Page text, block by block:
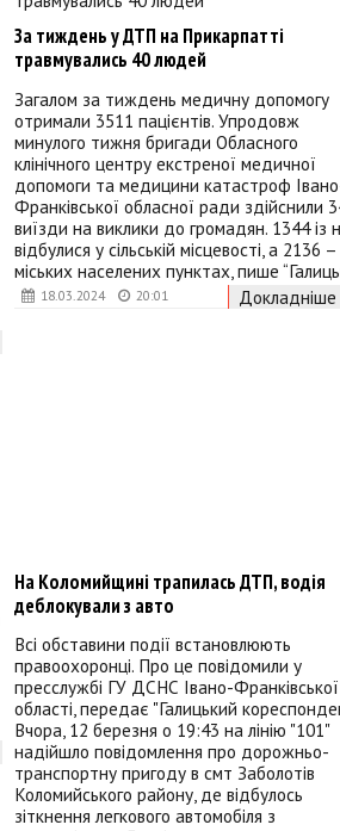
18.03.2024 20:01
За тиждень у ДТП на Прикарпатті
травмувались 40 людей
Загалом за тиждень медичну допомогу
отримали 3511 пацієнтів. Упродовж
минулого тижня бригади Обласного
клінічного центру екстреної медичної
допомоги та медицини катастроф
Франківської обласної ради здійснили
виїзди на виклики до громадян. 1344 із
відбулися у сільській місцевості, а 2136
міських населених пунктах, пише
Докладніше
На Коломийщині трапилась ДТП, водія
деблокували з авто
Всі обставини події встановлюють
правоохоронці. Про це повідомили у
пресслужбі ГУ ДСНС Івано-Франківської
області, передає "Галицький
Вчора, 12 березня о 19:43 на лінію "101"
надійшло повідомлення про дорожньо-
транспортну пригоду в смт Заболотів
Коломийського району, де відбулось
зіткнення легкового автомобіля з